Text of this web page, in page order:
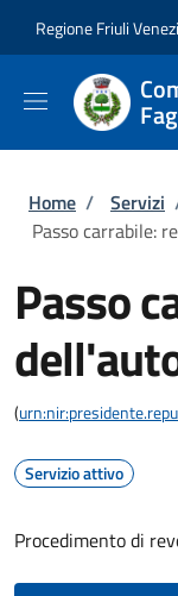
Regione Friuli
Briciole
Home / Servizi
Passo carrabile:
Passo
(
Servizio attivo
Procedimento di